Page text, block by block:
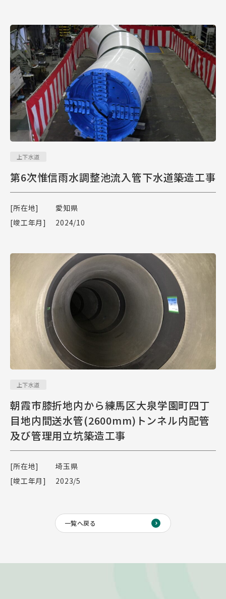
上下水道
第6次惟信雨水調整池流入管下水道築造工事
[所在地]
愛知県
[竣工年月]
2024/10
上下水道
朝霞市膝折地内から練馬区大泉学園町四丁
目地内間送水管(2600mm)トンネル内配管
及び管理用立坑築造工事
[所在地]
埼玉県
[竣工年月]
2023/5
一覧へ戻る